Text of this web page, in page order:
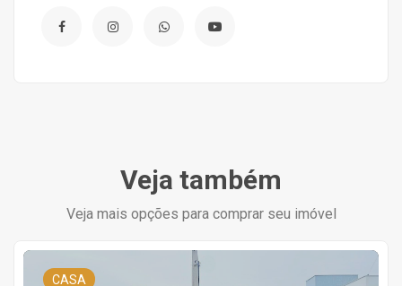
Veja também
Veja mais opções para comprar seu imóvel
CASA